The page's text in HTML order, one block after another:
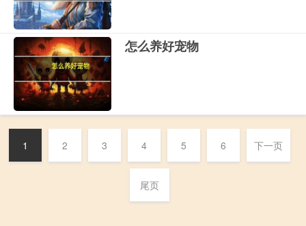
怎么养好宠物
1 2 3 4 5 6 下一页
尾页